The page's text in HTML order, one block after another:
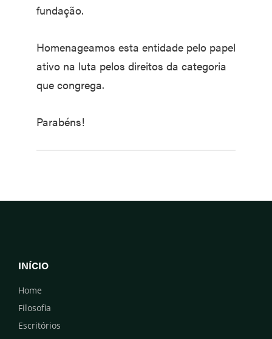
fundação.
Homenageamos esta entidade pelo papel
ativo na luta pelos direitos da categoria
que congrega.
Parabéns!
INÍCIO
Home
Filosofia
Escritórios